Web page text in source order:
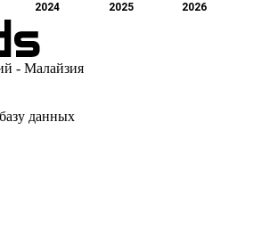
2024 2025 2026
- Малайзия
данных